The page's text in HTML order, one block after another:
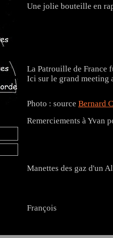
Une jolie bouteille en
La Patrouille de France
Ici sur le grand meeting
Photo : source Bernard
Remerciements à Yvan
Manettes des gaz d'un
François